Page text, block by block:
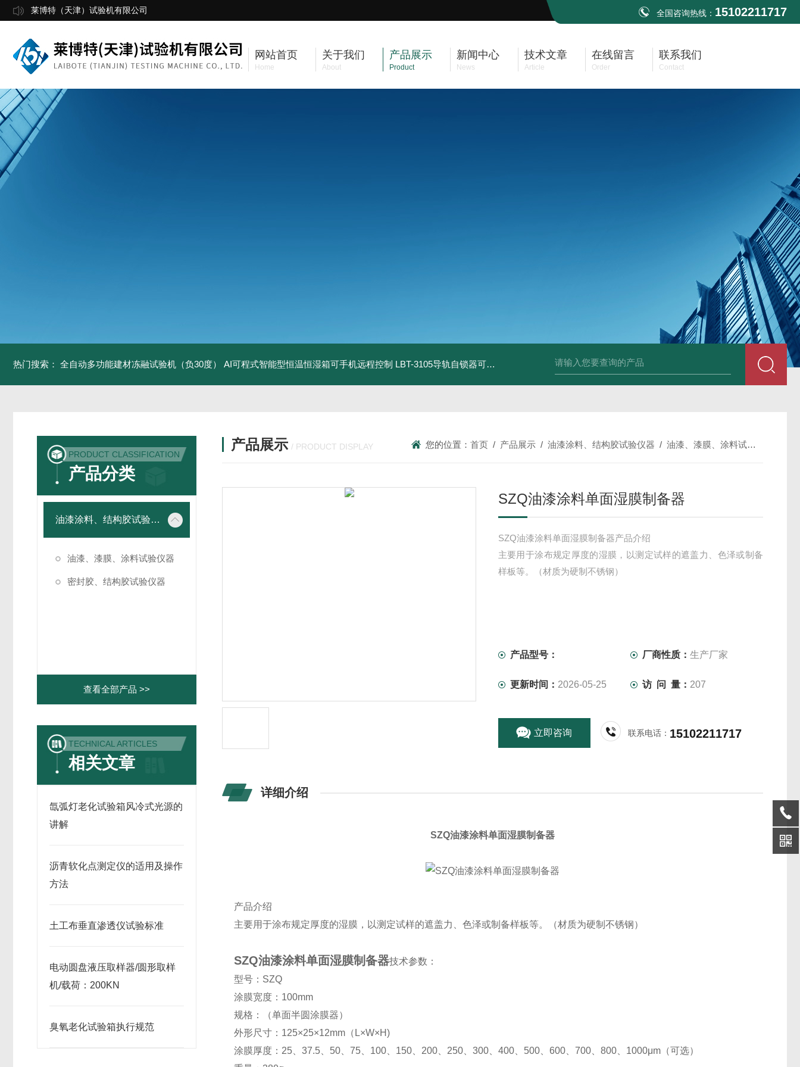
莱博特（天津）试验机有限公司 全国咨询热线： 15102211717
网站首页
Home
关于我们
About
产品展示
Product
新闻中心
News
技术文章
Article
在线留言
Order
联系我们
Contact
热门搜索： 全自动多功能建材冻融试验机（负30度） AI可程式智能型恒温恒湿箱可手机远程控制 LBT-3105导轨自锁器可靠性锁止性能试验机 全自动多功能建材冻融试验机（负50度） TG-17A塑料薄
PRODUCT CLASSIFICATION
产品分类
油漆涂料、结构胶试验仪器
油漆、漆膜、涂料试验仪器
密封胶、结构胶试验仪器
查看全部产品 >>
TECHNICAL ARTICLES
相关文章
氙弧灯老化试验箱风冷式光源的
讲解
沥青软化点测定仪的适用及操作
方法
土工布垂直渗透仪试验标准
电动圆盘液压取样器/圆形取样
机/载荷：200KN
臭氧老化试验箱执行规范
产品展示 / PRODUCT DISPLAY 您的位置：首页 / 产品展示 /油漆涂料、结构胶试验仪器 /油漆、漆膜、涂料试验仪器
SZQ油漆涂料单面湿膜制备器
SZQ油漆涂料单面湿膜制备器产品介绍
主要用于涂布规定厚度的湿膜，以测定试样的遮盖力、色泽或制备
样板等。（材质为硬制不锈钢）
产品型号： 厂商性质：生产厂家
更新时间： 2026-05-25 访 问 量： 207
立即咨询 联系电话： 15102211717
详细介绍
SZQ油漆涂料单面湿膜制备器
产品介绍
主要用于涂布规定厚度的湿膜，以测定试样的遮盖力、色泽或制备样板等。（材质为硬制不锈钢）
SZQ油漆涂料单面湿膜制备器技术参数：
型号： SZQ
涂膜宽度： 100mm
规格：（单面半圆涂膜器）
外形尺寸： 125×25×12mm （ L×W×H)
涂膜厚度： 25 、37.5 50 、75 100 150 200 250 、300 、400 500 、600 、700 、800 1000μm （可选）